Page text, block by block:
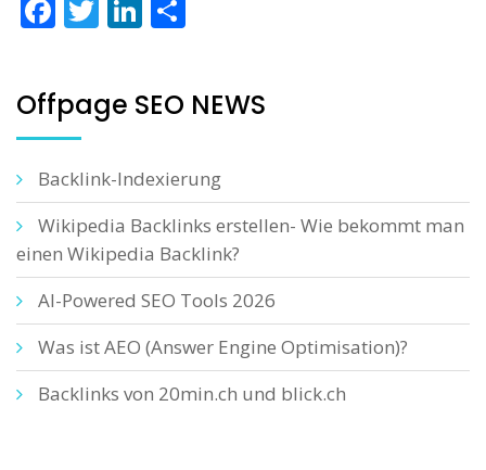
Facebook
TwitterLinkedIn
Offpage SEO NEWS
Backlink-Indexierung
Wikipedia Backlinks erstellen- Wie bekommt man
einen Wikipedia Backlink?
AI-Powered SEO Tools 2026
Was ist AEO (Answer Engine Optimisation)?
Backlinks von 20min.ch und blick.ch